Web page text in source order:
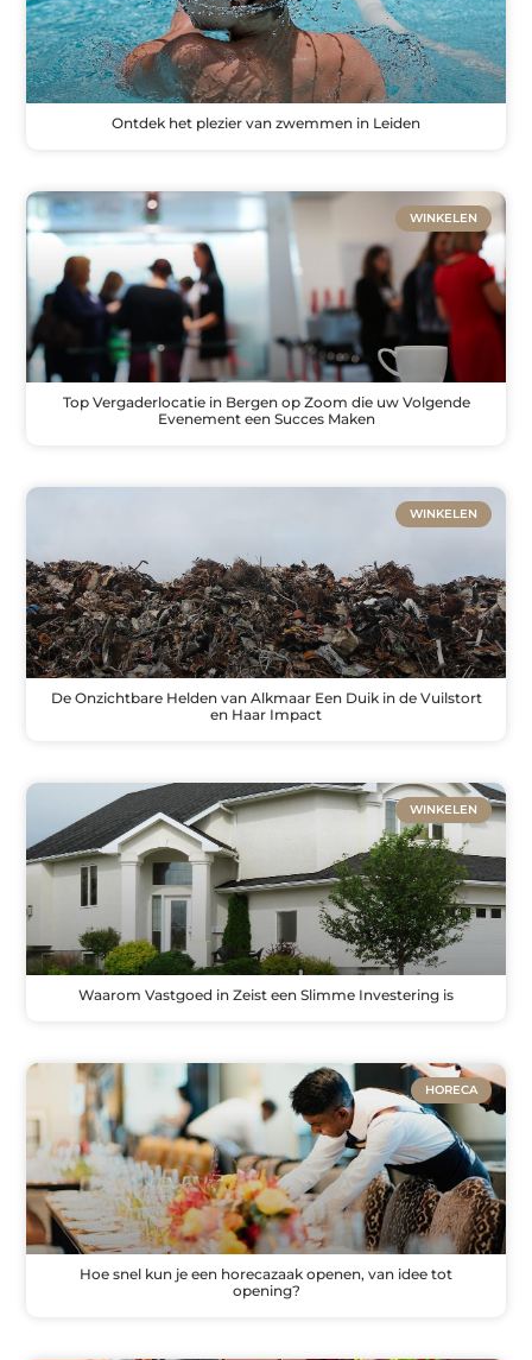
Ontdek het plezier van zwemmen in Leiden
WINKELEN
Top Vergaderlocatie in Bergen op Zoom die uw Volgende
Evenement een Succes Maken
WINKELEN
De Onzichtbare Helden van Alkmaar Een Duik in de Vuilstort
en Haar Impact
WINKELEN
Waarom Vastgoed in Zeist een Slimme Investering is
HORECA
Hoe snel kun je een horecazaak openen, van idee tot
opening?